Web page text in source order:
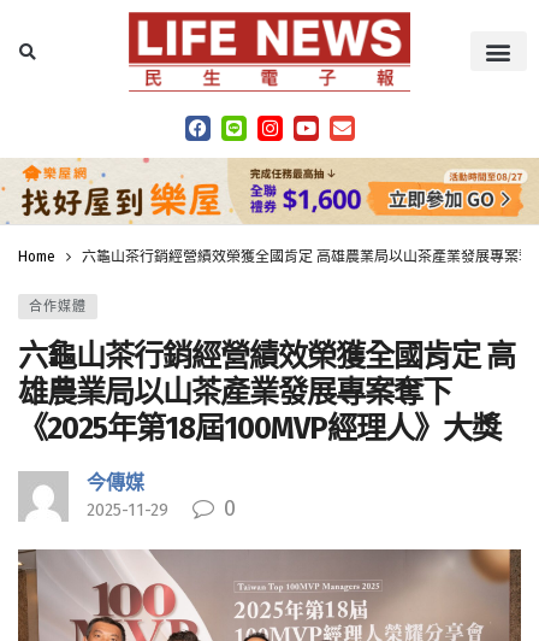
Home 六龜山茶行銷經營績效榮獲全國肯定 高雄農業局以山茶產業發展專案奪
合作媒體
六龜山茶行銷經營績效榮獲全國肯定 高
雄農業局以山茶產業發展專案奪下
《2025年第18屆100MVP經理人》大獎
今傳媒
2025-11-29 0